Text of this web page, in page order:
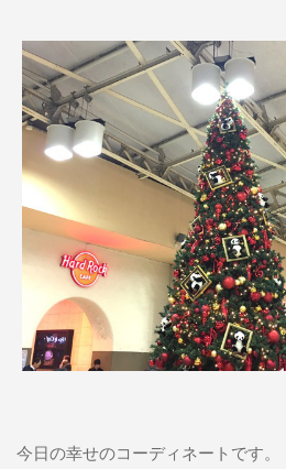
今日の幸せのコーディネートです。